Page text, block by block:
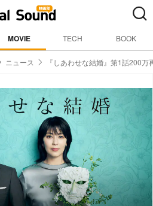
MOVIE TECH BOOK
ニュース 『しあわせな結婚』第1話200万